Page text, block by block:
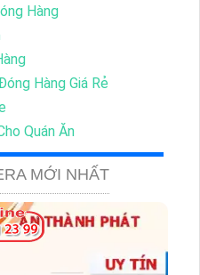
Hàng
Hàng Giá Rẻ
Quán Ăn
MỚI NHẤT